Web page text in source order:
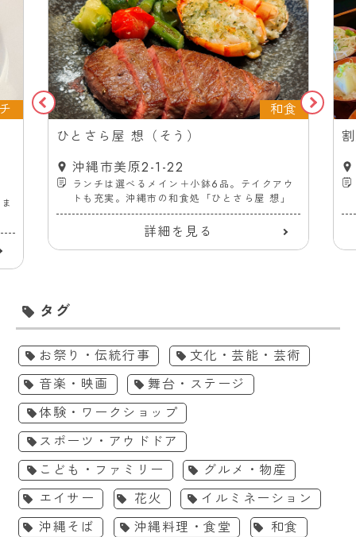
和食
ひとさら屋 想（そう）
沖縄市美原2-1-22
ランチは選べるメイン＋小鉢6品。テイクアウ
トも充実。沖縄市の和食処「ひとさら屋 想」
詳細を見る
タグ
お祭り・伝統行事
文化・芸能・芸術
音楽・映画
舞台・ステージ
体験・ワークショップ
スポーツ・アウドドア
こども・ファミリー
グルメ・物産
エイサー
花火
イルミネーション
沖縄そば
沖縄料理・食堂
和食